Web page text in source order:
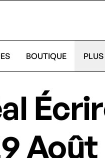
BOUTIQUE PLUS
Août